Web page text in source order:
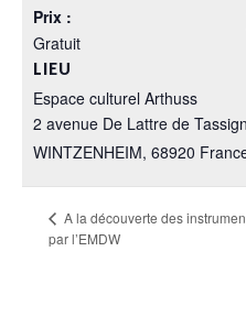
Prix :
Gratuit
LIEU
Espace culturel Arthuss
2 avenue De Lattre de
WINTZENHEIM, 68920
A la découverte des
par l’EMDW